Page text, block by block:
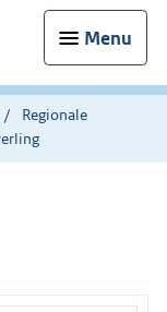
Menu
Regionale